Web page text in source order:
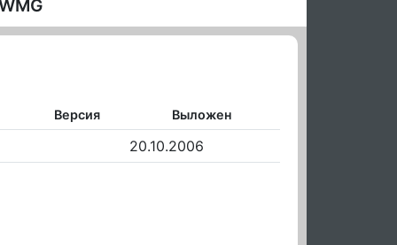
Версия Выложен
20.10.2006